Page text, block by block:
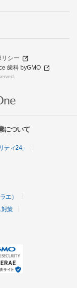
シー
歯科 byGMO
について
ィ24」
エ）
対策